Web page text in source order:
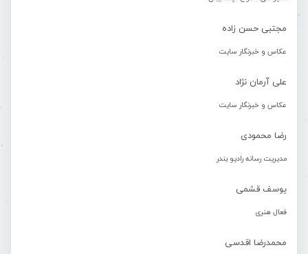
مجتبی حسن زاده
عکاس و خبرنگار سایت
علی آرمان نژاد
عکاس و خبرنگار سایت
رضا محمودی
مدیریت رسانه رادیو بندر
یوسف قشمی
فعال هنری
محمدرضا اقدسی